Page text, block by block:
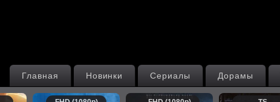
Дорамы
Сериалы
Новинки
Главная